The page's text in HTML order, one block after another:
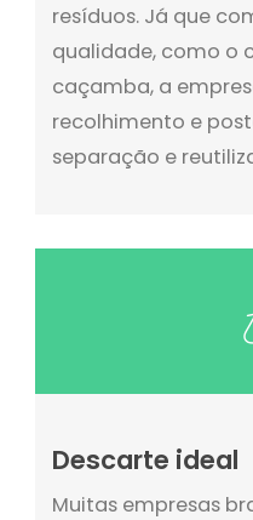
resíduos. Já que
qualidade, como o
caçamba, a
recolhimento e
separação e
Descarte ideal
Muitas empresas